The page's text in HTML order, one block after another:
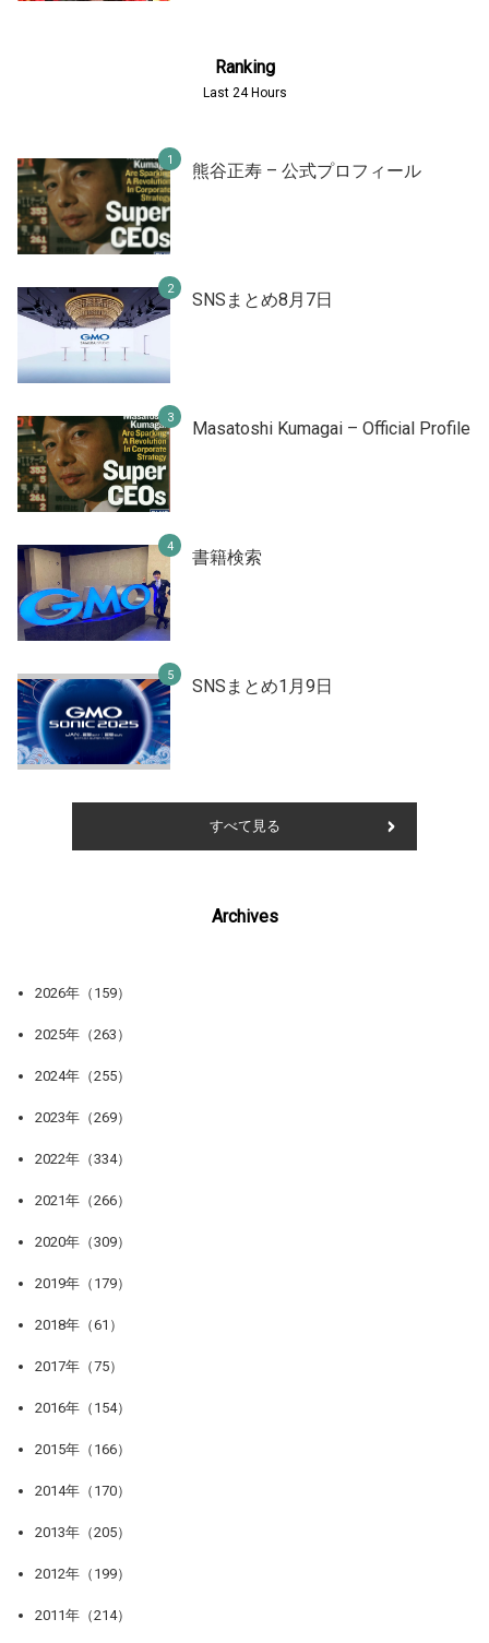
Ranking
Last 24 Hours
熊谷正寿 – 公式プロフィール
SNSまとめ8月7日
Masatoshi Kumagai – Official Profile
書籍検索
SNSまとめ1月9日
すべて見る
Archives
2026年（159）
2025年（263）
2024年（255）
2023年（269）
2022年（334）
2021年（266）
2020年（309）
2019年（179）
2018年（61）
2017年（75）
2016年（154）
2015年（166）
2014年（170）
2013年（205）
2012年（199）
2011年（214）